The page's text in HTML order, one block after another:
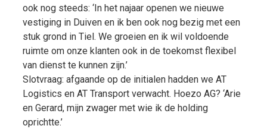
ook nog steeds: ‘In het najaar openen we nieuwe
vestiging in Duiven en ik ben ook nog bezig met een
stuk grond in Tiel. We groeien en ik wil voldoende
ruimte om onze klanten ook in de toekomst flexibel
van dienst te kunnen zijn.’
Slotvraag: afgaande op de initialen hadden we AT
Logistics en AT Transport verwacht. Hoezo AG? ‘Arie
en Gerard, mijn zwager met wie ik de holding
oprichtte.’